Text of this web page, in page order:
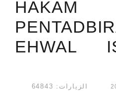
EHWAL
الزيارات: 64843